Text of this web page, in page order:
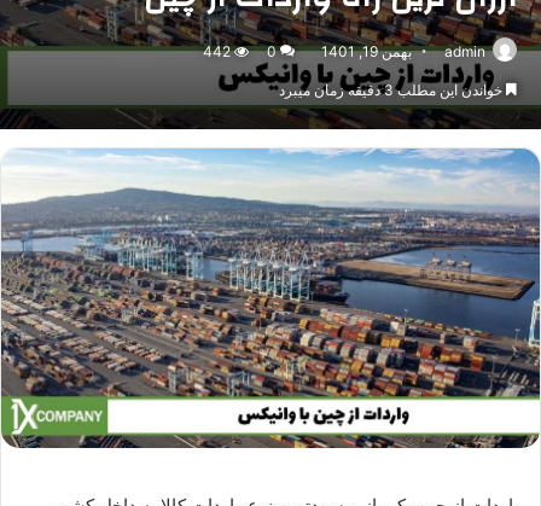
admin بهمن 19, 1401 0
442
خواندن این مطلب 3 دقیقه زمان میبرد